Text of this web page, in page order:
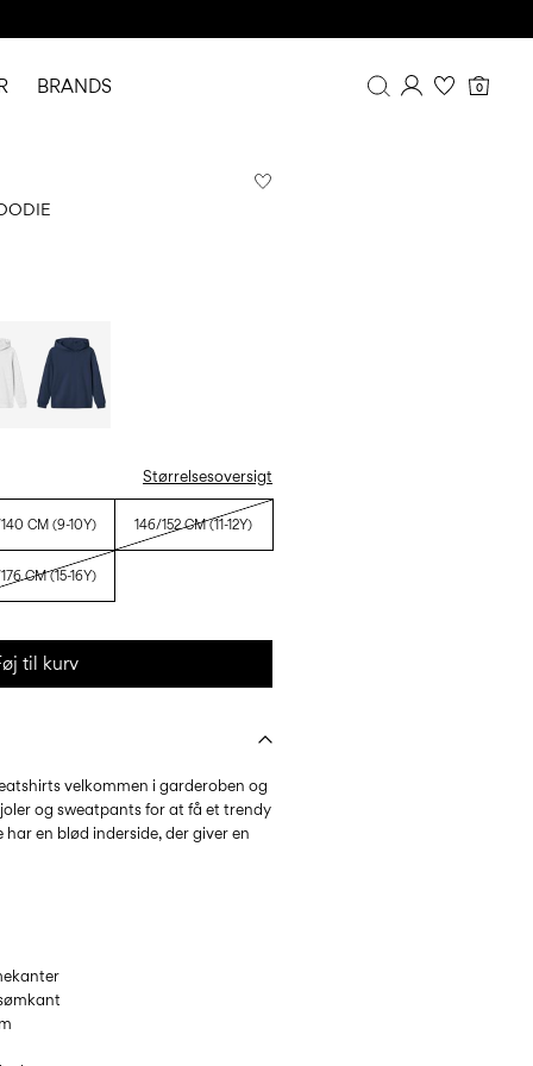
0
BRANDS
Størrelsesoversigt
CM (9-10Y) 146/152 CM (11-12Y)
CM (15-16Y)
til kurv
velkommen i garderoben og
og sweatpants for at få et trendy
en blød inderside, der giver en